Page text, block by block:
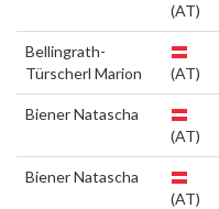
(AT)
Bellingrath-
Türscherl Marion
(AT)
Biener Natascha
(AT)
Biener Natascha
(AT)